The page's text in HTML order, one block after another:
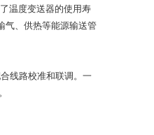
温度变送器的使用寿
气、供热等能源输送管
线路校准和联调。一